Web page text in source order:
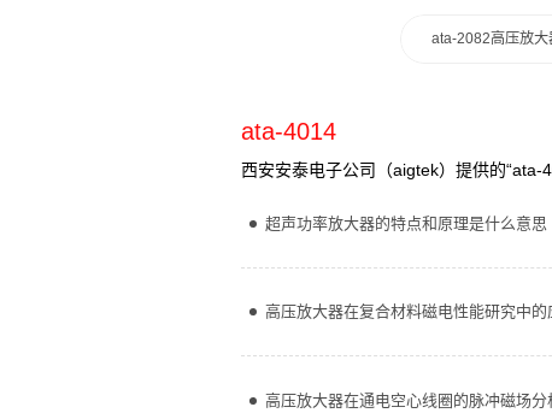
ata-2082高压放大
ata-4014
西安安泰电子公司（aigtek）提供的“ata-
超声功率放大器的特点和原理是什么意思
高压放大器在复合材料磁电性能研究中的
高压放大器在通电空心线圈的脉冲磁场分